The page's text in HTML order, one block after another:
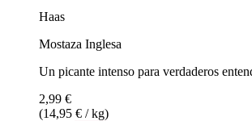
Haas
Mostaza Inglesa
Un picante intenso para verdaderos
2,99 €
(14,95 € / kg)